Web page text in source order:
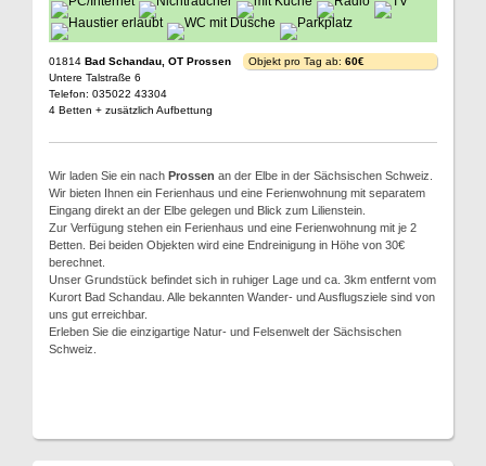
01814 Bad Schandau, OT Prossen
Untere Talstraße 6
Telefon: 035022 43304
4 Betten + zusätzlich Aufbettung
Objekt pro Tag ab: 60€
Wir laden Sie ein nach Prossen an der Elbe in der Sächsischen Schweiz.
Wir bieten Ihnen ein Ferienhaus und eine Ferienwohnung mit separatem
Eingang direkt an der Elbe gelegen und Blick zum Lilienstein.
Zur Verfügung stehen ein Ferienhaus und eine Ferienwohnung mit je 2
Betten. Bei beiden Objekten wird eine Endreinigung in Höhe von 30€
berechnet.
Unser Grundstück befindet sich in ruhiger Lage und ca. 3km entfernt vom
Kurort Bad Schandau. Alle bekannten Wander- und Ausflugsziele sind von
uns gut erreichbar.
Erleben Sie die einzigartige Natur- und Felsenwelt der Sächsischen
Schweiz.